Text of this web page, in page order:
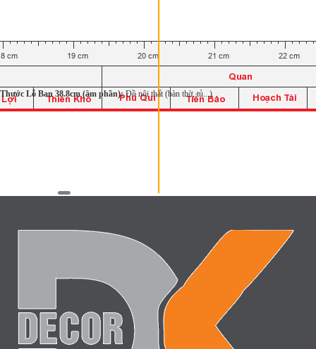
Thước Lỗ Ban 38.8cm (âm phần):Đồ nội thất (bàn thờ, tủ...)